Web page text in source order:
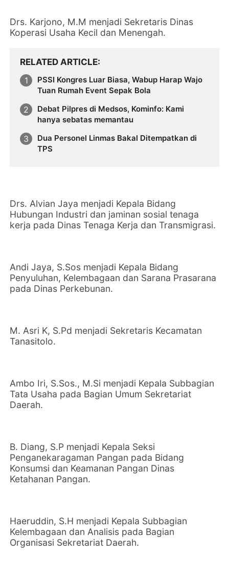
Drs. Karjono, M.M menjadi Sekretaris Dinas
Koperasi Usaha Kecil dan Menengah.
RELATED ARTICLE
PSSI Kongres Luar Biasa, Wabup Harap Wajo
Tuan Rumah Event Sepak Bola
Debat Pilpres di Medsos, Kominfo: Kami
hanya sebatas memantau
Dua Personel Linmas Bakal Ditempatkan di
TPS
Drs. Alvian Jaya menjadi Kepala Bidang
Hubungan Industri dan jaminan sosial tenaga
kerja pada Dinas Tenaga Kerja dan Transmigrasi.
Andi Jaya, S.Sos menjadi Kepala Bidang
Penyuluhan, Kelembagaan dan Sarana Prasarana
pada Dinas Perkebunan.
M. Asri K, S.Pd menjadi Sekretaris Kecamatan
Tanasitolo.
Ambo Iri, S.Sos., M.Si menjadi Kepala Subbagian
Tata Usaha pada Bagian Umum Sekretariat
Daerah.
B. Diang, S.P menjadi Kepala Seksi
Penganekaragaman Pangan pada Bidang
Konsumsi dan Keamanan Pangan Dinas
Ketahanan Pangan.
Haeruddin, S.H menjadi Kepala Subbagian
Kelembagaan dan Analisis pada Bagian
Organisasi Sekretariat Daerah.